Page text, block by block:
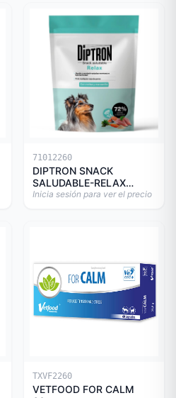
71012260
DIPTRON SNACK
SALUDABLE-RELAX
150GR
Inicia sesión para ver el precio
TXVF2260
VETFOOD FOR CALM